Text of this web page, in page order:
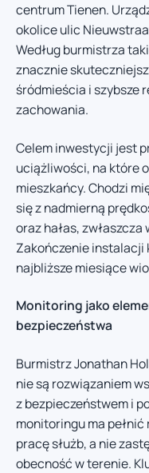
centrum Tienen.
okolice ulic
Według burmistrza
znacznie
śródmieścia i szybsze
zachowania.
Celem inwestycji jest
uciążliwości, na które
mieszkańcy. Chodzi
się z nadmierną
oraz hałas,
Zakończenie instalacji
najbliższe miesiące
Monitoring jako
bezpieczeństwa
Burmistrz Jonathan
nie są rozwiązaniem
z bezpieczeństwem i
monitoringu ma
pracę służb, a nie
obecność w terenie.